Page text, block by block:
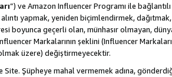
”) ve Amazon Influencer Programı ile
yapmak, yeniden biçimlendirmek,
boyunca geçerli olan, münhasır olmayan,
Markalarının şeklini (Influencer
üzere) değiştirmeyecektir.
Site. Şüpheye mahal vermemek adına,